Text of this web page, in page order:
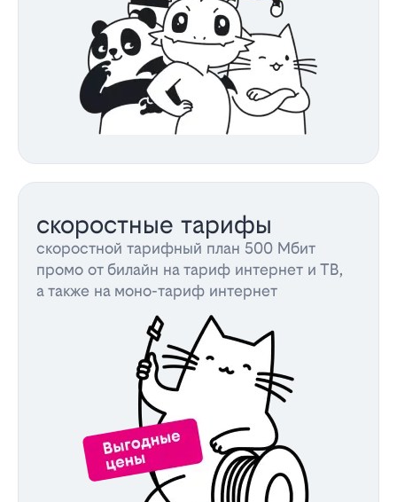
скоростные тарифы
скоростной тарифный план 500 Мбит
промо от билайн на тариф интернет и ТВ,
а также на моно-тариф интернет